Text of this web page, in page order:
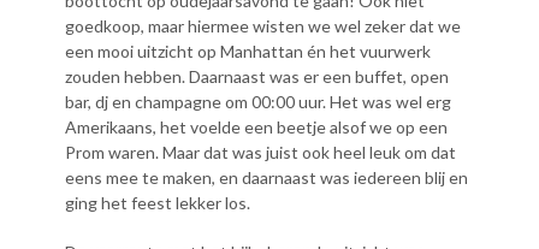
goedkoop, maar hiermee wisten we wel zeker dat we
een mooi uitzicht op Manhattan én het vuurwerk
zouden hebben. Daarnaast was er een buffet, open
bar, dj en champagne om 00:00 uur. Het was wel erg
Amerikaans, het voelde een beetje alsof we op een
Prom waren. Maar dat was juist ook heel leuk om dat
eens mee te maken, en daarnaast was iedereen blij en
ging het feest lekker los.